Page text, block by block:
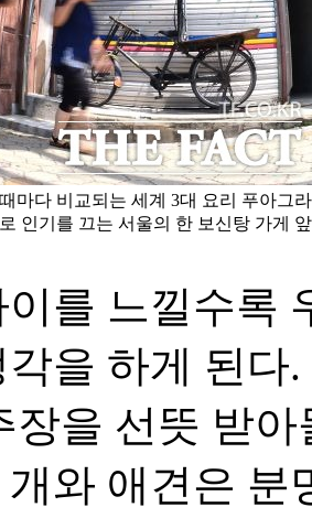
마다 비교되는 세계 3대 요리 푸아그
인기를 끄는 서울의 한 보신탕 가게
를 느낄수록
을 하게 된다
장을 선뜻 받
개와 애견은